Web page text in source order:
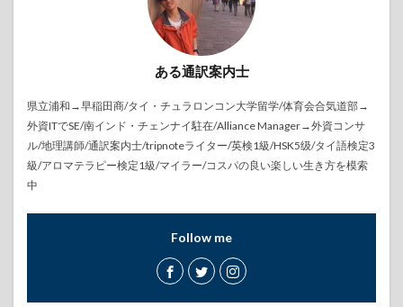
ある通訳案内士
県立浦和→早稲田商/タイ・チュラロンコン大学留学/体育会合気道部→
外資ITでSE/南インド・チェンナイ駐在/Alliance Manager→外資コンサ
ル/地理講師/通訳案内士/tripnoteライター/英検1級/HSK5级/タイ語検定3
級/アロマテラピー検定1級/マイラー/コスパの良い楽しい生き方を模索
中
Follow me